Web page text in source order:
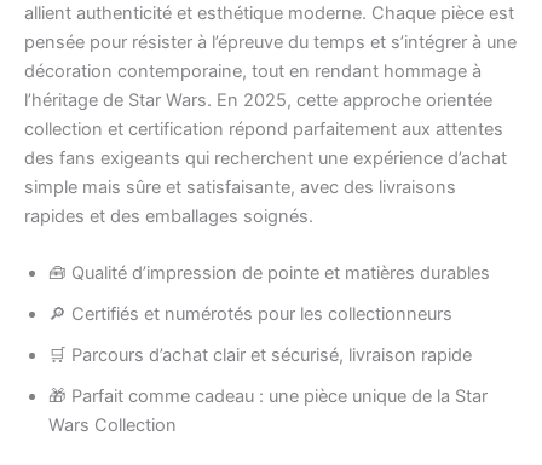
allient authenticité et esthétique moderne. Chaque pièce est
pensée pour résister à l’épreuve du temps et s’intégrer à une
décoration contemporaine, tout en rendant hommage à
l’héritage de Star Wars. En 2025, cette approche orientée
collection et certification répond parfaitement aux attentes
des fans exigeants qui recherchent une expérience d’achat
simple mais sûre et satisfaisante, avec des livraisons
rapides et des emballages soignés.
🧰 Qualité d’impression de pointe et matières durables
🔎 Certifiés et numérotés pour les collectionneurs
🛒 Parcours d’achat clair et sécurisé, livraison rapide
🎁 Parfait comme cadeau : une pièce unique de la Star
Wars Collection